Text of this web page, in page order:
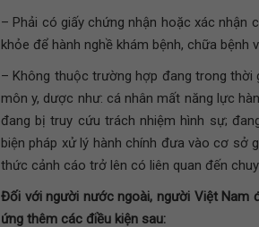
– Phải có giấy chứng nhận hoặc xác
khỏe để hành nghề khám bệnh, chữa bệnh
– Không thuộc trường hợp đang trong thời
môn y, dược như: cá nhân mất năng lực
đang bị truy cứu trách nhiệm hình sự;
biện pháp xử lý hành chính đưa vào cơ sở
thức cảnh cáo trở lên có liên quan đến
Đối với người nước ngoài, người Việt Nam
ứng thêm các điều kiện sau: